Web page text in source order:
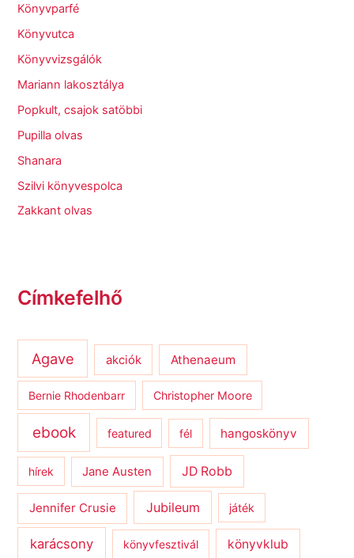
Könyvparfé
Könyvutca
Könyvvizsgálók
Mariann lakosztálya
Popkult, csajok satöbbi
Pupilla olvas
Shanara
Szilvi könyvespolca
Zakkant olvas
Címkefelhő
Agave akciók Athenaeum
Bernie Rhodenbarr Christopher Moore
ebook featured fél hangoskönyv
hírek Jane Austen JD Robb
Jennifer Crusie Jubileum játék
karácsony könyvfesztivál könyvklub